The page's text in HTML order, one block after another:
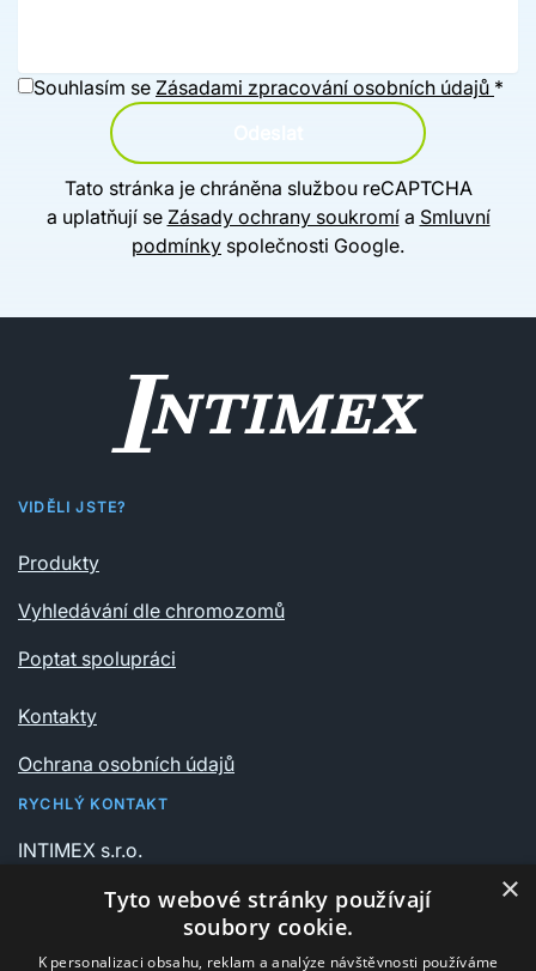
Souhlasím se Zásadami zpracování osobních údajů *
Tato stránka je chráněna službou reCAPTCHA
a uplatňují se Zásady ochrany soukromía Smluvní
podmínky společnosti Google.
VIDĚLI JSTE?
Produkty
Vyhledávání dle chromozomů
Poptat spolupráci
Kontakty
Ochrana osobních údajů
RYCHLÝ KONTAKT
INTIMEX s.r.o.
735 06 Karviná – Nové Město
+420 596 311 612
×
Tyto webové stránky používají
soubory cookie.
K personalizaci obsahu, reklam a analýze návštěvnosti používáme